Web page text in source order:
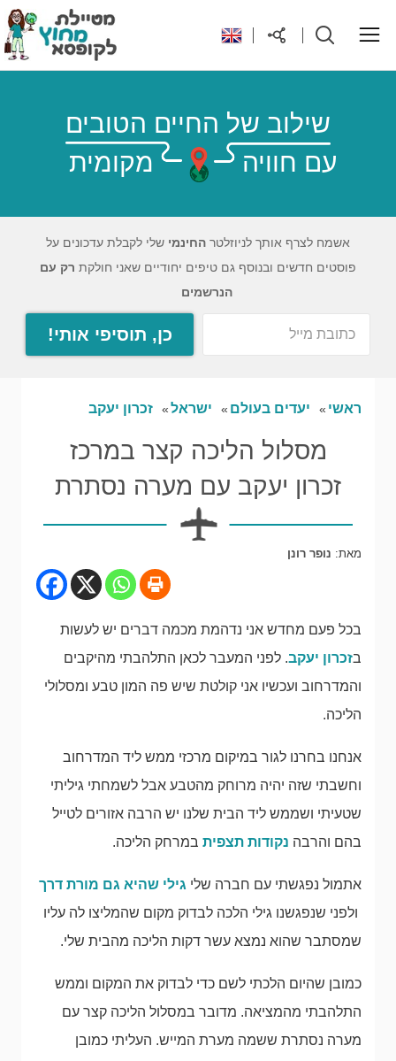
יעדים בעולם
טיפים והנחות לטיול
אודות
שילוב של החיים הטובים
עם חוויה
מקומית
אשמח לצרף אותך לניוזלטר החינמי שלי לקבלת עדכונים על
פוסטים חדשים ובנוסף גם טיפים יחודיים שאני חולקת רק עם
הנרשמים
כן, תוסיפי אותי!
ראשי יעדים בעולם ישראל זכרון יעקב
מסלול הליכה קצר במרכז
זכרון יעקב עם מערה נסתרת
מאת: נופר רונן
בכל פעם מחדש אני נדהמת מכמה דברים יש לעשות
בזכרון יעקב. לפני המעבר לכאן התלהבתי מהיקבים
והמדרחוב ועכשיו אני קולטת שיש פה המון טבע ומסלולי
הליכה.
אנחנו בחרנו לגור במיקום מרכזי ממש ליד המדרחוב
וחשבתי שזה יהיה מרוחק מהטבע אבל לשמחתי גיליתי
שטעיתי ושממש ליד הבית שלנו יש הרבה אזורים לטייל
בהם והרבה נקודות תצפית במרחק הליכה.
אתמול נפגשתי עם חברה שלי גילי שהיא גם מורת דרך
ולפני שנפגשנו גילי הלכה לבדוק מקום שהמליצו לה עליו
שמסתבר שהוא נמצא עשר דקות הליכה מהבית שלי.
כמובן שהיום הלכתי לשם כדי לבדוק את המקום וממש
התלהבתי מהמציאה. מדובר במסלול הליכה קצר עם
מערה נסתרת ששמה מערת המייש. העליתי כמובן